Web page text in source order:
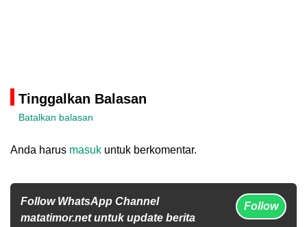
Tinggalkan Balasan
Batalkan balasan
Anda harus masuk untuk berkomentar.
Follow WhatsApp Channel
matatimor.net untuk update berita
Follow